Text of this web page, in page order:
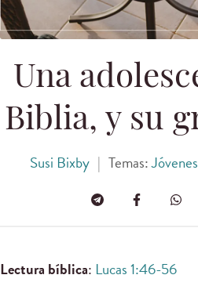
Una
Biblia, y su
Susi Bixby | Temas:Jóvenes
Lectura bíblica: Lucas 1:46-56